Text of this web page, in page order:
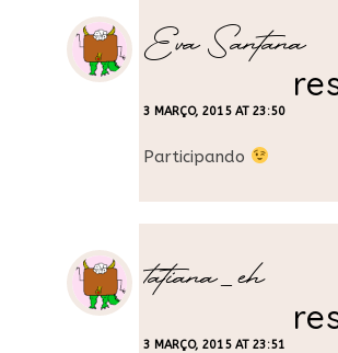
Eva Santana
3 MARÇO, 2015 AT 23:50
Participando
tatiana_eh
3 MARÇO, 2015 AT 23:51